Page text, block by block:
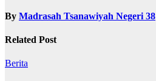
By Madrasah Tsanawiyah Negeri 38
Related Post
Berita